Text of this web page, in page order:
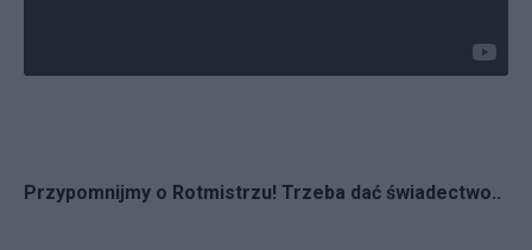
Przypomnijmy o Rotmistrzu! Trzeba dać świadectwo..